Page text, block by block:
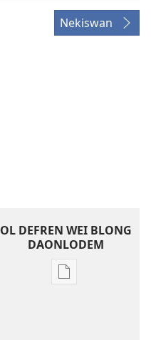
Nekiswan
OL DEFREN WEI BLONG
DAONLODEM
Ol